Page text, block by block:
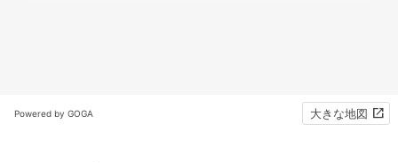
Powered by GOGA 大きな地図